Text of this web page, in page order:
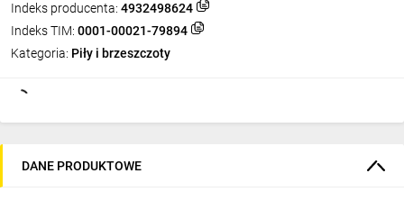
Indeks producenta: 4932498624
Indeks TIM: 0001-00021-79894
Kategoria: Piły i brzeszczoty
DANE PRODUKTOWE